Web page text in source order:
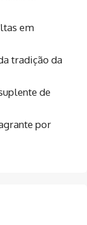
em
tradição da
de
por